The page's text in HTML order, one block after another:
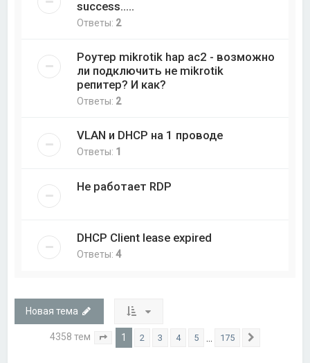
success.....
Ответы: 2
Роутер mikrotik hap ac2 - возможно
ли подключить не mikrotik
репитер? И как?
Ответы: 2
VLAN и DHCP на 1 проводе
Ответы: 1
Не работает RDP
DHCP Client lease expired
Ответы:4
Новая тема
4358 тем Страница из 175
1 2 3 4 5 175